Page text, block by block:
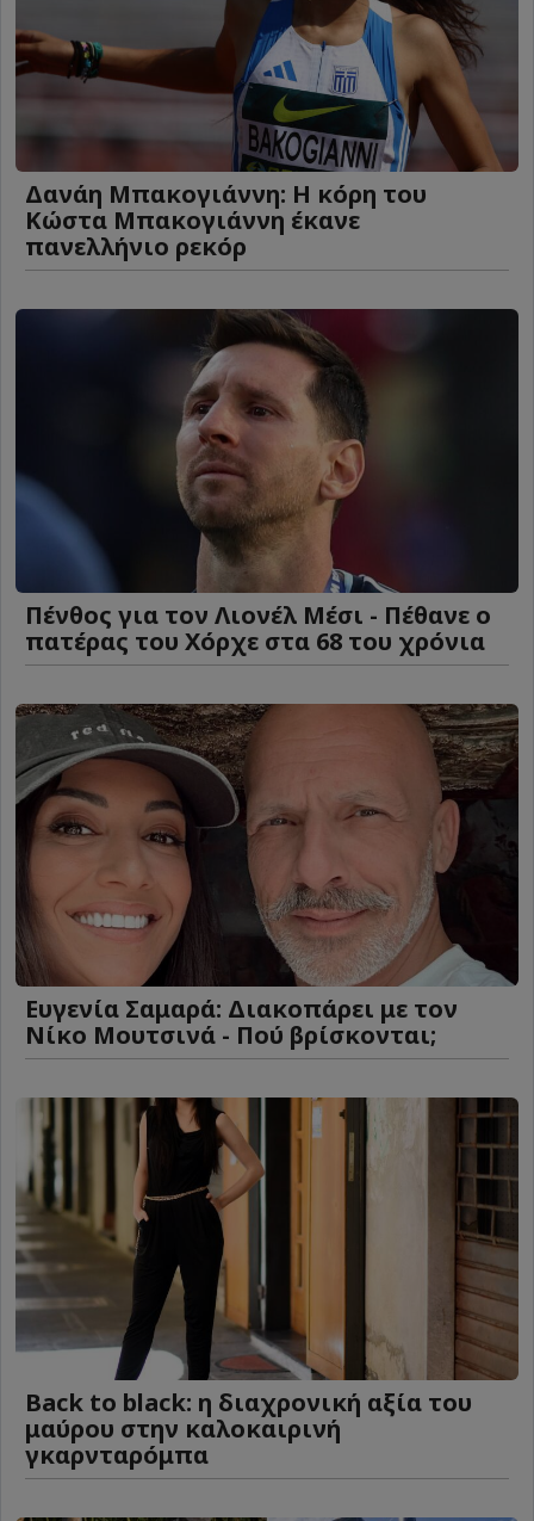
Δανάη Μπακογιάννη: Η κόρη του
Κώστα Μπακογιάννη έκανε
πανελλήνιο ρεκόρ
Πένθος για τον Λιονέλ Μέσι - Πέθανε ο
πατέρας του Χόρχε στα 68 του χρόνια
Ευγενία Σαμαρά: Διακοπάρει με τον
Νίκο Μουτσινά - Πού βρίσκονται;
Back to black: η διαχρονική αξία του
μαύρου στην καλοκαιρινή
γκαρνταρόμπα